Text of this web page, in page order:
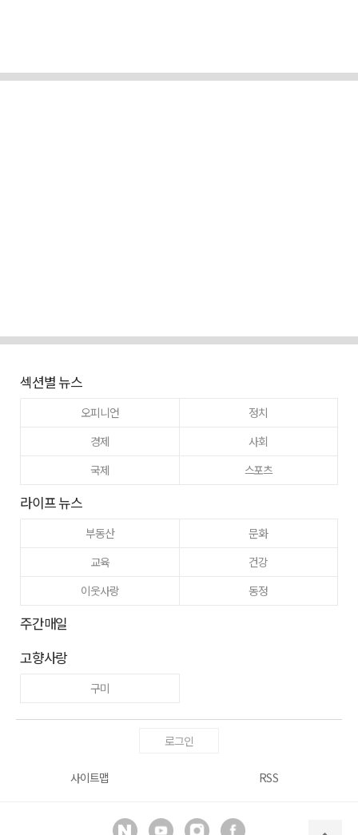
섹션별 뉴스
오피니언
정치
경제
사회
국제
스포츠
라이프 뉴스
부동산
문화
교육
건강
이웃사랑
동정
주간매일
고향사랑
구미
로그인
사이트맵 RSS